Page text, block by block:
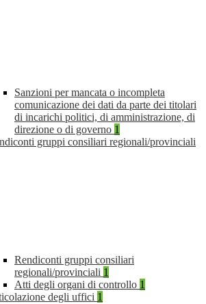
Sanzioni per mancata o incompleta
comunicazione dei dati da parte dei titolari
di incarichi politici, di amministrazione, di
direzione o di governo 1
gruppi consiliari regionali/provinciali
Rendiconti gruppi consiliari
regionali/provinciali 1
Atti degli organi di controllo 1
degli uffici 1